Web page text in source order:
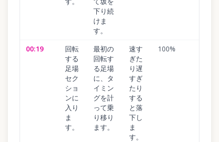
下り続
けま
す。
00:19
回転
する
足場
セク
ショ
ンに
入り
ま
す。
最初の
回転す
る足場
に、タ
イミン
グを計
って乗
り移り
ます。
速す
ぎた
り遅
すぎ
たり
する
と落
下し
ま
す。
100%